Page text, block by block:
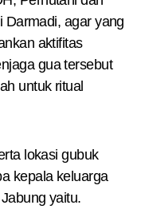
Darmadi, agar yang
aktifitas
gua tersebut
untuk ritual
lokasi gubuk
kepala keluarga
yaitu.